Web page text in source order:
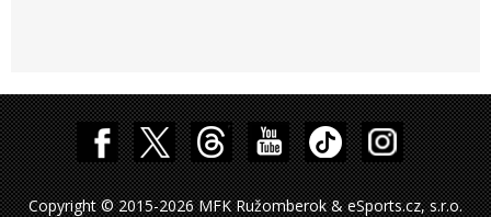
Copyright © 2015-2026 MFK Ružomberok & eSports.cz, s.r.o.